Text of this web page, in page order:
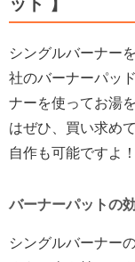
シングルバーナー
社のバーナーパッ
ナーを使ってお湯
はぜひ、買い求め
自作も可能ですよ！
バーナーパットの
シングルバーナー